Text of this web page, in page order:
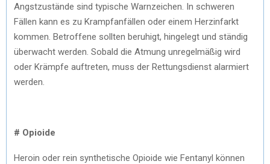
Angstzustände sind typische Warnzeichen. In schweren
Fällen kann es zu Krampfanfällen oder einem Herzinfarkt
kommen. Betroffene sollten beruhigt, hingelegt und ständig
überwacht werden. Sobald die Atmung unregelmäßig wird
oder Krämpfe auftreten, muss der Rettungsdienst alarmiert
werden.
# Opioide
Heroin oder rein synthetische Opioide wie Fentanyl können